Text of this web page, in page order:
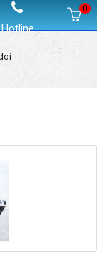
Hotline
0